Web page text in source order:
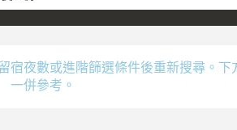
夜數或進階篩選條件後重新搜尋。
一併參考。